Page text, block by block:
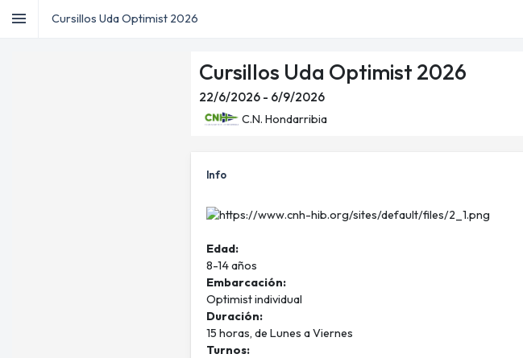
menu Cursillos Uda Optimist 2026
Cursillos Uda Optimist 2026
22/6/2026 - 6/9/2026
C.N. Hondarribia
Info
Edad:
8-14 años
Embarcación:
Optimist individual
Duración:
15 horas, de Lunes a Viernes
Turnos: